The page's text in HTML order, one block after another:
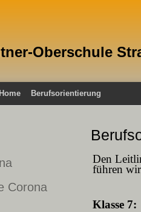
Oberschule
Home Berufsorientierung
Corona
Den
führen
Klasse 7: